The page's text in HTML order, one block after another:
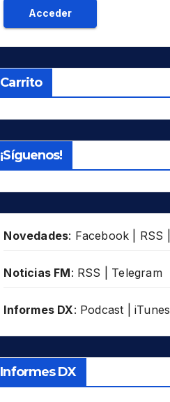
Carrito
¡Síguenos!
Novedades: Facebook RSS
Noticias FM: RSS Telegram
Informes DX: Podcast iTunes
Informes DX